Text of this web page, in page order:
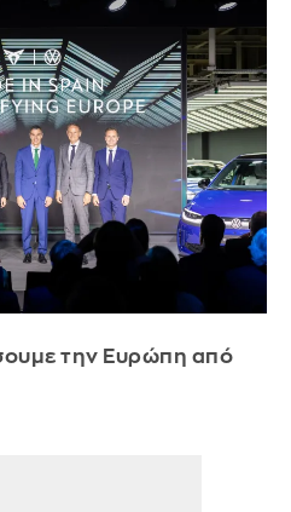
την Ευρώπη από